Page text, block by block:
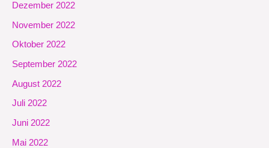
Dezember 2022
November 2022
Oktober 2022
September 2022
August 2022
Juli 2022
Juni 2022
Mai 2022